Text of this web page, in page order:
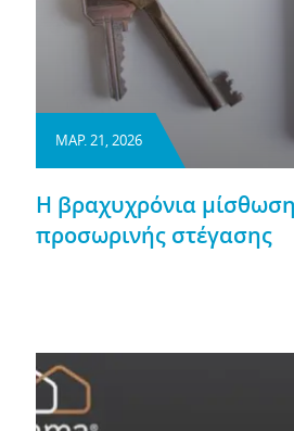
ΜΑΡ. 21, 2026
Η βραχυχρόνια
προσωρινής στέγασης